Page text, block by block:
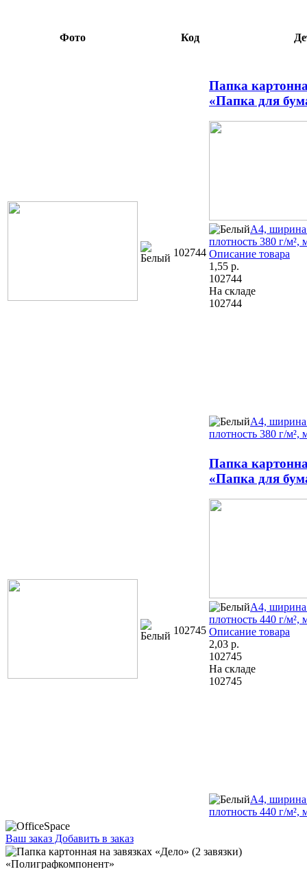
Фото Код
102744
Папка
«Папка для
А4,
плотность 380 г/м²,
Описание товара
1,55 р.
102744
На складе
102744
А4,
плотность 380 г/м²,
102745
Папка
«Папка для
А4,
плотность 440 г/м²,
Описание товара
2,03 р.
102745
На складе
102745
А4,
плотность 440 г/м²,
Ваш заказ Добавить в заказ
Папка картонная на завязках «Дело» (2 завязки)
«Полиграфкомпонент» А4, ширина корешка 80 мм, плотность